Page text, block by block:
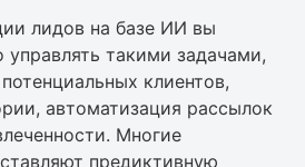
лидов на базе ИИ вы
такими задачами,
клиентов,
автоматизация рассылок
Многие
предиктивную